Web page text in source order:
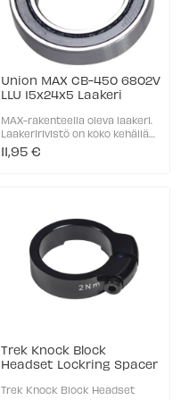
Union MAX CB-450 6802V
LLU 15x24x5 Laakeri
MAX-rakenteella oleva laakeri.
Laakeririvistö on koko kehällä
katkeamaton. Materiaali CrMo
Kuulat: CrMo ( HRC 61-66)
11,95 €
Trek Knock Block
Headset Lockring Spacer
Trek Knock Block Headset